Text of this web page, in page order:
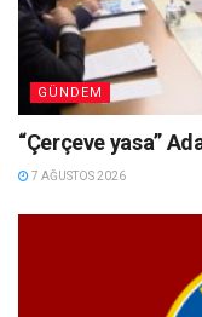
GÜNDEM
“Çerçeve yasa”
7 AĞUSTOS 2026